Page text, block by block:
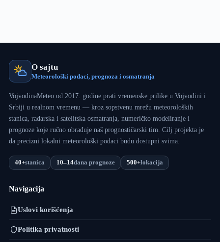
O sajtu
Meteorološki podaci, prognoza i osmatranja
VojvodinaMeteo od 2017. godine prati vremenske prilike u Vojvodini i
Srbiji u realnom vremenu — kroz sopstvenu mrežu meteoroloških
stanica, radarska i satelitska osmatranja, numeričko modeliranje i
prognoze koje ručno obrađuje naš prognostičarski tim. Cilj projekta je
da precizni lokalni meteorološki podaci budu dostupni svima.
40+stanica 10–14dana prognoze 500+lokacija
Navigacija
Uslovi korišćenja
Politika privatnosti